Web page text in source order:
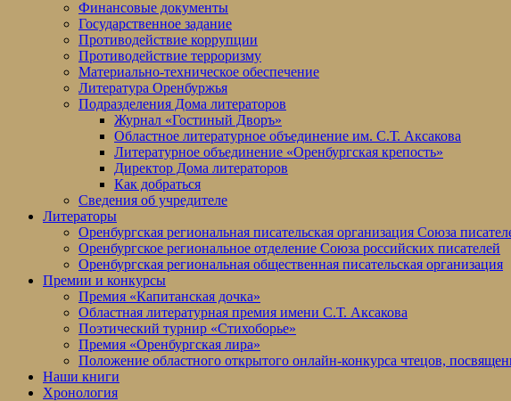
Финансовые документы
Государственное задание
Противодействие коррупции
Противодействие терроризму
Материально-техническое обеспечение
Литература Оренбуржья
Подразделения Дома литераторов
Журнал «Гостиный Дворъ»
Областное литературное объединение им. С.Т. Аксакова
Литературное объединение «Оренбургская крепость»
Директор Дома литераторов
Как добраться
Сведения об учредителе
Литераторы
Оренбургская региональная писательская организация Союза
Оренбургское региональное отделение Союза российских писателей
Оренбургская региональная общественная писательская организация
Премии и конкурсы
Премия «Капитанская дочка»
Областная литературная премия имени С.Т. Аксакова
Поэтический турнир «Стихоборье»
Премия «Оренбургская лира»
Положение областного открытого онлайн-конкурса чтецов,
Наши книги
Хронология